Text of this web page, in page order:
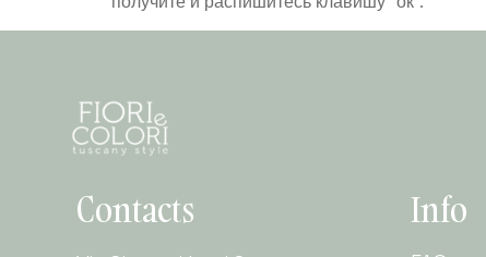
Contacts Info